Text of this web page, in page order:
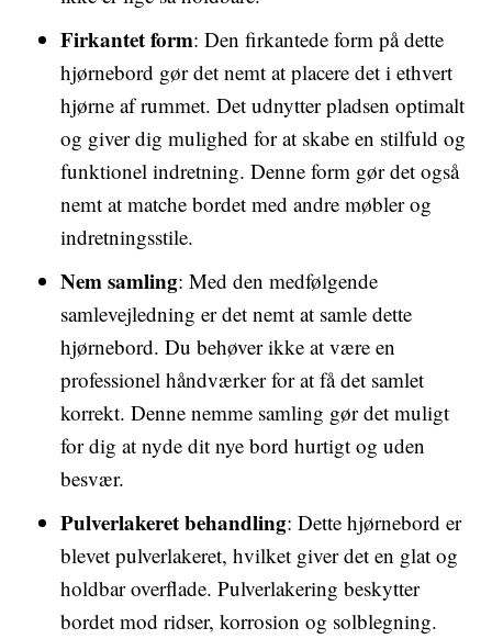
Firkantet form: Den firkantede form på dette
hjørnebord gør det nemt at placere det i ethvert
hjørne af rummet. Det udnytter pladsen optimalt
og giver dig mulighed for at skabe en stilfuld og
funktionel indretning. Denne form gør det også
nemt at matche bordet med andre møbler og
indretningsstile.
Nem samling: Med den medfølgende
samlevejledning er det nemt at samle dette
hjørnebord. Du behøver ikke at være en
professionel håndværker for at få det samlet
korrekt. Denne nemme samling gør det muligt
for dig at nyde dit nye bord hurtigt og uden
besvær.
Pulverlakeret behandling: Dette hjørnebord er
blevet pulverlakeret, hvilket giver det en glat og
holdbar overflade. Pulverlakering beskytter
bordet mod ridser, korrosion og solblegning.